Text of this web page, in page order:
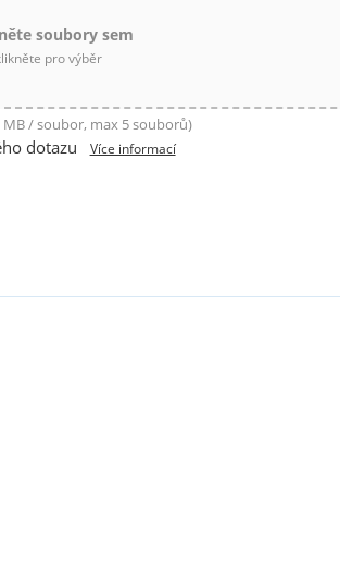
soubory sem
pro výběr
MB / soubor, max 5 souborů)
dotazu Více informací